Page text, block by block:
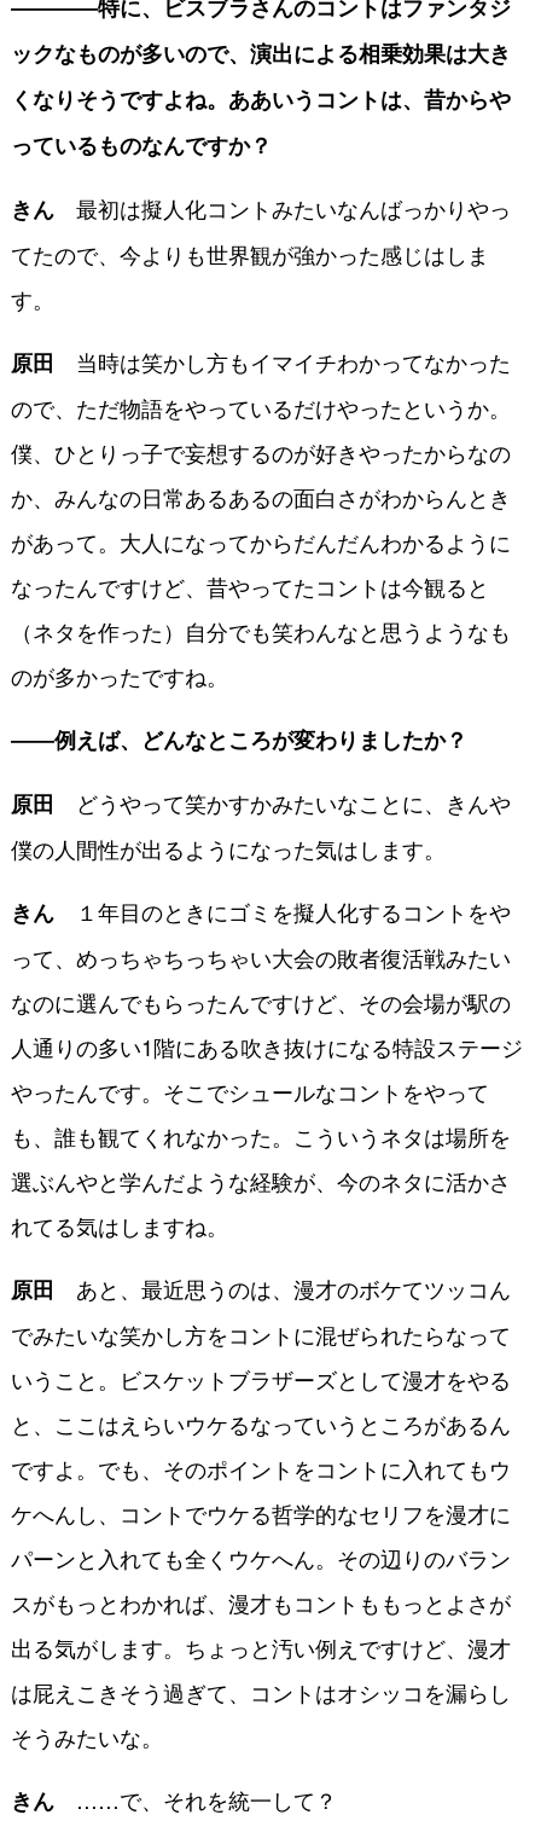
――――特に、ビスブラさんのコントはファンタジ
ックなものが多いので、演出による相乗効果は大き
くなりそうですよね。ああいうコントは、昔からや
っているものなんですか？
きん最初は擬人化コントみたいなんばっかりやっ
てたので、今よりも世界観が強かった感じはしま
す。
原田 当時は笑かし方もイマイチわかってなかった
ので、ただ物語をやっているだけやったというか。
僕、ひとりっ子で妄想するのが好きやったからなの
か、みんなの日常あるあるの面白さがわからんとき
があって。大人になってからだんだんわかるように
なったんですけど、昔やってたコントは今観ると
（ネタを作った）自分でも笑わんなと思うようなも
のが多かったですね。
――例えば、どんなところが変わりましたか？
原田 どうやって笑かすかみたいなことに、きんや
僕の人間性が出るようになった気はします。
きん１年目のときにゴミを擬人化するコントをや
って、めっちゃちっちゃい大会の敗者復活戦みたい
なのに選んでもらったんですけど、その会場が駅の
人通りの多い1階にある吹き抜けになる特設ステージ
やったんです。そこでシュールなコントをやって
も、誰も観てくれなかった。こういうネタは場所を
選ぶんやと学んだような経験が、今のネタに活かさ
れてる気はしますね。
原田 あと、最近思うのは、漫才のボケてツッコん
でみたいな笑かし方をコントに混ぜられたらなって
いうこと。ビスケットブラザーズとして漫才をやる
と、ここはえらいウケるなっていうところがあるん
ですよ。でも、そのポイントをコントに入れてもウ
ケへんし、コントでウケる哲学的なセリフを漫才に
パーンと入れても全くウケへん。その辺りのバラン
スがもっとわかれば、漫才もコントももっとよさが
出る気がします。ちょっと汚い例えですけど、漫才
は屁えこきそう過ぎて、コントはオシッコを漏らし
そうみたいな。
きん……で、それを統一して？